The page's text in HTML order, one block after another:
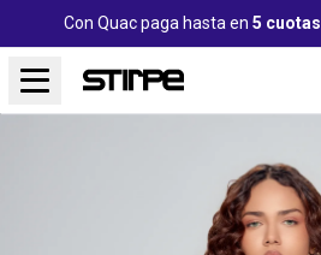
Con Quac paga hasta en 5 cuotas